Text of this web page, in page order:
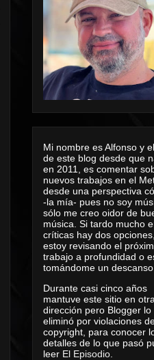
Mi nombre es Alfonso y
de este blog desde que
en 2011, es comentar
nuevos trabajos en el
desde una perspectiva
-la mía- pues no soy
sólo me creo oidor de
música. Si tardo mucho
críticas hay dos
estoy revisando el
trabajo a profundidad o
tomándome un
Durante casi cinco años
mantuve este sitio en
dirección pero Blogger lo
eliminó por violaciones
copyright, para conocer
detalles de lo que pasó
leer El Episodio